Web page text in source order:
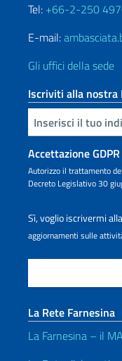
Tel: +66-2-250
E-mail:
Gli uffici della sede
Iscriviti alla
Inserisci la tua email
Accettazione GDPR
Autorizzo il trattamento
Decreto Legislativo 30
Sì, voglio iscrivermi
aggiornamenti sulle
La Rete Farnesina
La Farnesina – il